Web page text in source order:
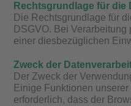
Rechtsgrundlage für die
Die Rechtsgrundlage für
DSGVO. Bei
einer diesbezüglichen
Zweck der
Der Zweck der
Einige Funktionen
erforderlich, dass der